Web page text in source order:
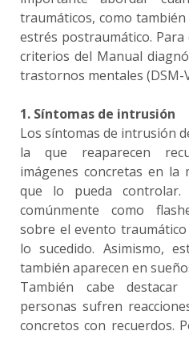
traumáticos, como
estrés postraumático.
criterios del Manual
trastornos mentales (DSM-
1. Síntomas de intrusión
Los síntomas de intrusión
la que reaparecen
imágenes concretas en
que lo pueda controlar.
comúnmente como
sobre el evento
lo sucedido. Asimismo,
también aparecen en
También cabe
personas sufren
concretos con recuerdos.